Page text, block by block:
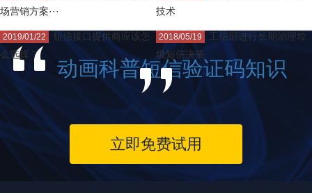
场营销方案···
2019/01/22
短信接口提供商应该怎
么选择？
技术
2018/05/19
工信部进行长期治理垃
圾短信决策
动画科普短信验证码知识
立即免费试用